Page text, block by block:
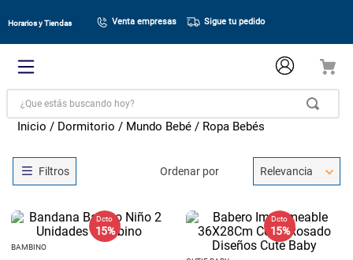
Horarios y Tiendas Venta empresas Sigue tu pedido
¿Que estás buscando hoy?
Dormitorio Mundo Bebé Ropa Bebés
Ordenar por Relevancia
Dcto
15 %
BAMBINO
Dcto
15 %